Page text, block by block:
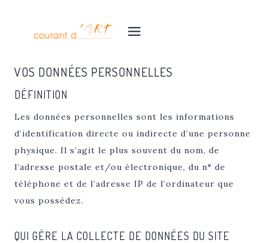
contenu
VOS DONNÉES PERSONNELLES
DÉFINITION
Les données personnelles sont les informations
d’identification directe ou indirecte d’une personne
physique. Il s’agit le plus souvent du nom, de
l’adresse postale et/ou électronique, du n° de
téléphone et de l’adresse IP de l’ordinateur que
vous possédez.
QUI GÈRE LA COLLECTE DE DONNÉES DU SITE